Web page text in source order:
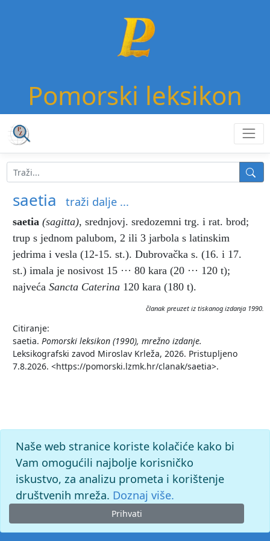
Pomorski leksikon
saetia traži dalje ...
saetia (sagitta), srednjovj. sredozemni trg. i rat. brod;
trup s jednom palubom, 2 ili 3 jarbola s latinskim
jedrima i vesla (12-15. st.). Dubrovačka s. (16. i 17.
st.) imala je nosivost 15 ··· 80 kara (20 ··· 120 t);
najveća Sancta Caterina 120 kara (180 t).
članak preuzet iz tiskanog izdanja 1990.
Citiranje:
saetia. Pomorski leksikon (1990), mrežno izdanje.
Leksikografski zavod Miroslav Krleža, 2026. Pristupljeno
7.8.2026. <https://pomorski.lzmk.hr/clanak/saetia>.
Naše web stranice koriste kolačiće kako bi
Vam omogućili najbolje korisničko
iskustvo, za analizu prometa i korištenje
društvenih mreža. Doznaj više.
Prihvati
© 2026. -Leksikografski zavodMiroslav Krleža